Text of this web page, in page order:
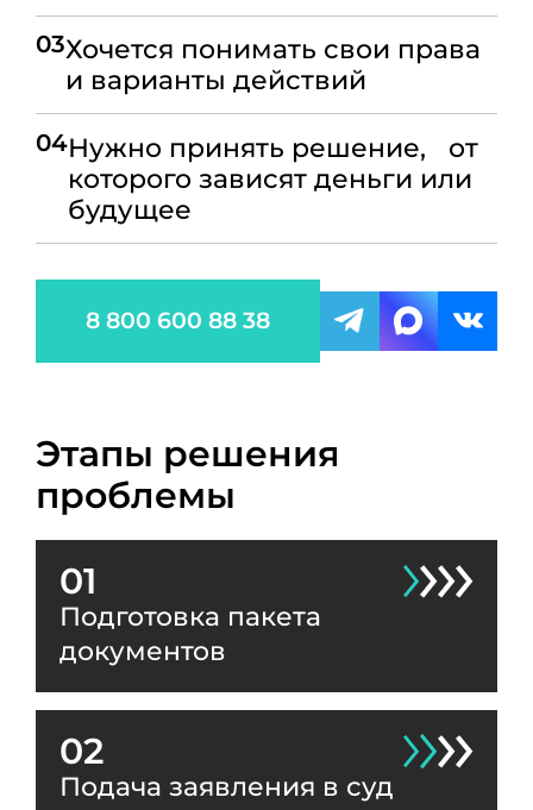
03Хочется понимать свои права
и варианты действий
04Нужно принять решение, от
которого зависят деньги или
будущее
8 800 600 88 38
Этапы решения
проблемы
01
Подготовка пакета
документов
02
Подача заявления в суд